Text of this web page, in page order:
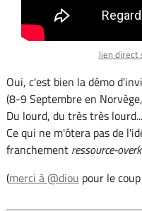
lien direct
Oui, c'est bien la démo
(8-9 Septembre en
Du lourd, du très très lourd...
Ce qui ne m'ôtera pas de
franchement ressource-
(merci à @diou pour le